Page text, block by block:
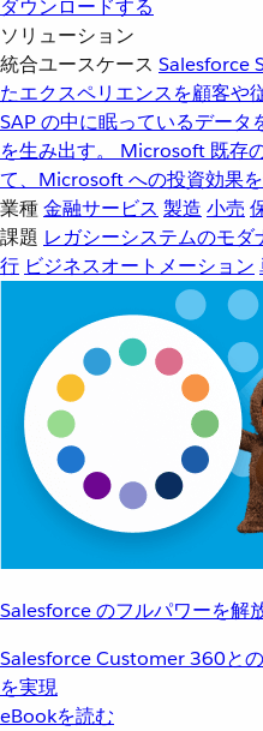
ダウンロードする
ソリューション
統合ユースケース Salesforce
たエクスペリエンスを顧客や
SAP の中に眠っているデー
を生み出す。
Microsoft 既存
て、Microsoft への投資効果を
業種金融サービス 製造 小売
課題 レガシーシステムのモダ
行 ビジネスオートメーション
Salesforce のフルパワーを解
Salesforce Customer 360と
を実現
eBookを読む